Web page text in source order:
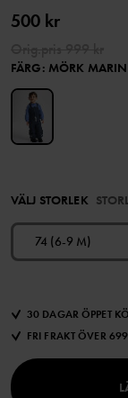
500 kr
FÄRG: MÖRK
VÄLJ STORLEK
74 (6-9 M)
30 DAGAR ÖPPET
FRI FRAKT ÖVER